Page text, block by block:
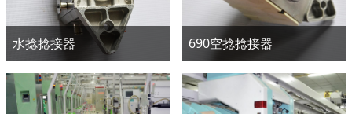
水捻捻接器 690空捻捻接器